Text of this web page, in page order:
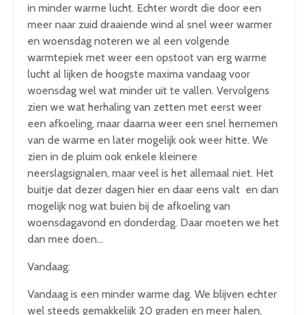
in minder warme lucht. Echter wordt die door een
meer naar zuid draaiende wind al snel weer warmer
en woensdag noteren we al een volgende
warmtepiek met weer een opstoot van erg warme
lucht al lijken de hoogste maxima vandaag voor
woensdag wel wat minder uit te vallen. Vervolgens
zien we wat herhaling van zetten met eerst weer
een afkoeling, maar daarna weer een snel hernemen
van de warme en later mogelijk ook weer hitte. We
zien in de pluim ook enkele kleinere
neerslagsignalen, maar veel is het allemaal niet. Het
buitje dat dezer dagen hier en daar eens valt en dan
mogelijk nog wat buien bij de afkoeling van
woensdagavond en donderdag. Daar moeten we het
dan mee doen…
Vandaag:
Vandaag is een minder warme dag. We blijven echter
wel steeds gemakkelijk 20 graden en meer halen,